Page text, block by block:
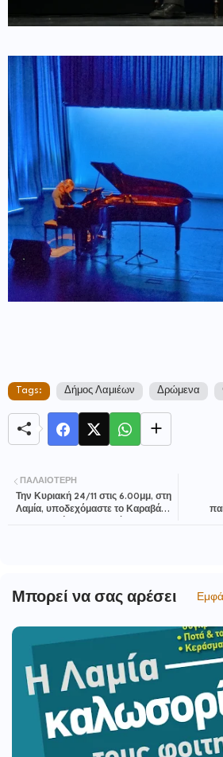
Tags: Δήμος Λαμιέων Δρώμενα
ΠΑΛΑΙΌΤΕΡΗ
Την Κυριακή 24/11 στις 6.00μμ, στη
Λαμία, υποδεχόμαστε το Καραβάνι
Μπορεί να σας αρέσει